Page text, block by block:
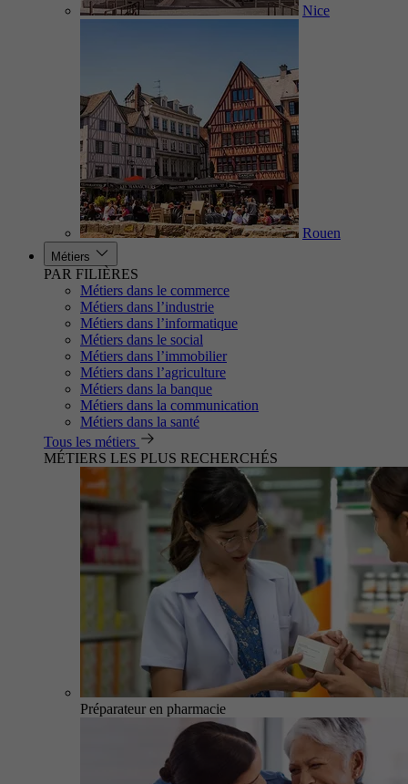
Nice
Rouen
Métiers
PAR FILIÈRES
Métiers dans le commerce
Métiers dans l’industrie
Métiers dans l’informatique
Métiers dans le social
Métiers dans l’immobilier
Métiers dans l’agriculture
Métiers dans la banque
Métiers dans la communication
Métiers dans la santé
Tous les métiers
MÉTIERS LES PLUS RECHERCHÉS
Préparateur en pharmacie